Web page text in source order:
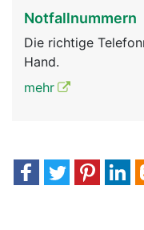
Notfallnummern
Die richtige
Hand.
mehr